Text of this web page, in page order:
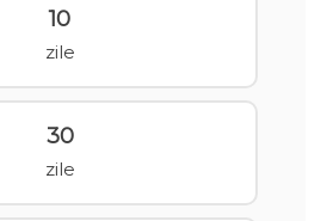
10
zile
30
zile